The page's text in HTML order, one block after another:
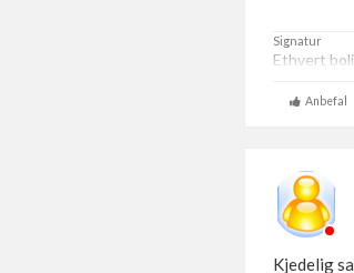
Signatur
Ethvert
Anbefal
Kjedelig